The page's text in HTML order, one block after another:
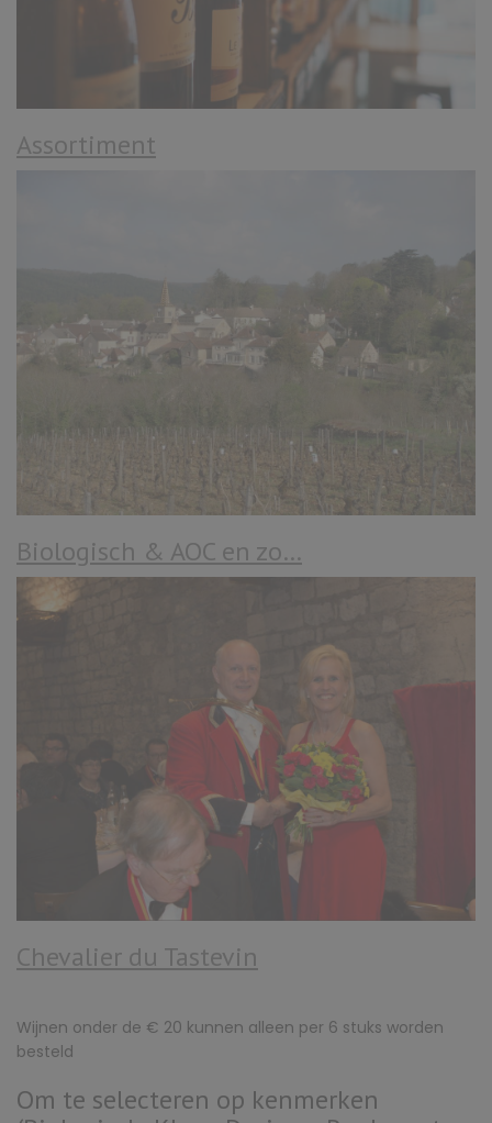
Assortiment
Biologisch & AOC en zo…
Chevalier du Tastevin
Wijnen onder de € 20 kunnen alleen per 6 stuks worden
besteld
Om te selecteren op kenmerken